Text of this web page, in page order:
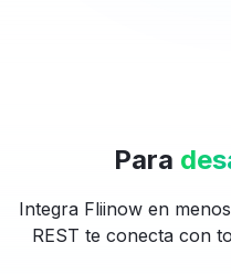
Para
Integra Fliinow en
REST te conecta con